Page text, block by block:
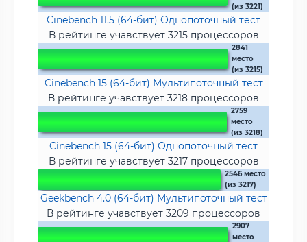
(из 3221)
Cinebench 11.5 (64-бит) Однопоточный тест
В рейтинге учавствует 3215 процессоров
2841
место
(из 3215)
Cinebench 15 (64-бит) Мультипоточный тест
В рейтинге учавствует 3218 процессоров
2759
место
(из 3218)
Cinebench 15 (64-бит) Однопоточный тест
В рейтинге учавствует 3217 процессоров
2546 место
(из 3217)
Geekbench 4.0 (64-бит) Мультипоточный тест
В рейтинге учавствует 3209 процессоров
2907
место